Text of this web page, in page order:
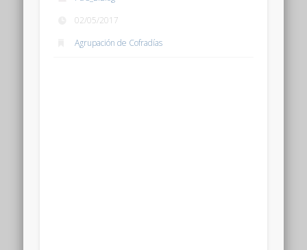
02/05/2017
Agrupación de Cofradías